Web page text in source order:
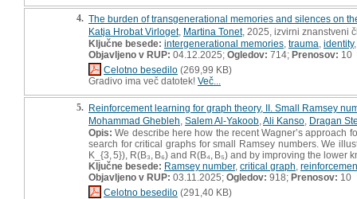
4. The burden of transgenerational memories and silences on
Katja Hrobat Virloget, Martina Tonet, 2025, izvirni znanstveni
Ključne besede: intergenerational memories trauma identity
Objavljeno v RUP: 04.12.2025; Ogledov: 714; Prenosov: 10
Celotno besedilo (269,99 KB)
Gradivo ima več datotek! Več...
5. Reinforcement learning for graph theory, II. Small Ramsey
Mohammad Ghebleh Salem Al-Yakoob Ali Kanso Dragan
Opis: We describe here how the recent Wagner’s approach
search for critical graphs for small Ramsey numbers. We
K_{3, 5}), R(B₃, B₆) and R(B₄, B₅) and by improving the lower
Ključne besede: Ramsey number, critical graph
Objavljeno v RUP: 03.11.2025; Ogledov: 918; Prenosov: 10
Celotno besedilo (291,40 KB)